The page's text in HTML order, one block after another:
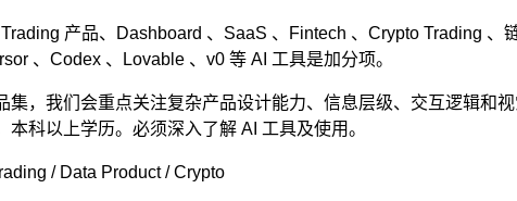
产品、Dashboard 、SaaS 、Fintech 、Crypto Trading
、Codex 、Lovable 、v0 等 AI 工具是加分项。
集，我们会重点关注复杂产品设计能力、信息层级、交互逻辑和
本科以上学历。必须深入了解 AI 工具及使用。
/ Data Product / Crypto